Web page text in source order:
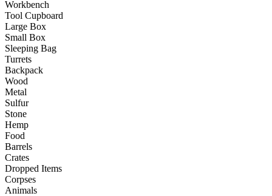
Workbench
Tool Cupboard
Large Box
Small Box
Sleeping Bag
Turrets
Backpack
Wood
Metal
Sulfur
Stone
Hemp
Food
Barrels
Crates
Dropped Items
Corpses
Animals